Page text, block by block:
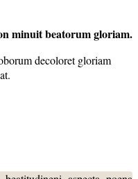
minuit beatorum gloriam.
decoloret gloriam